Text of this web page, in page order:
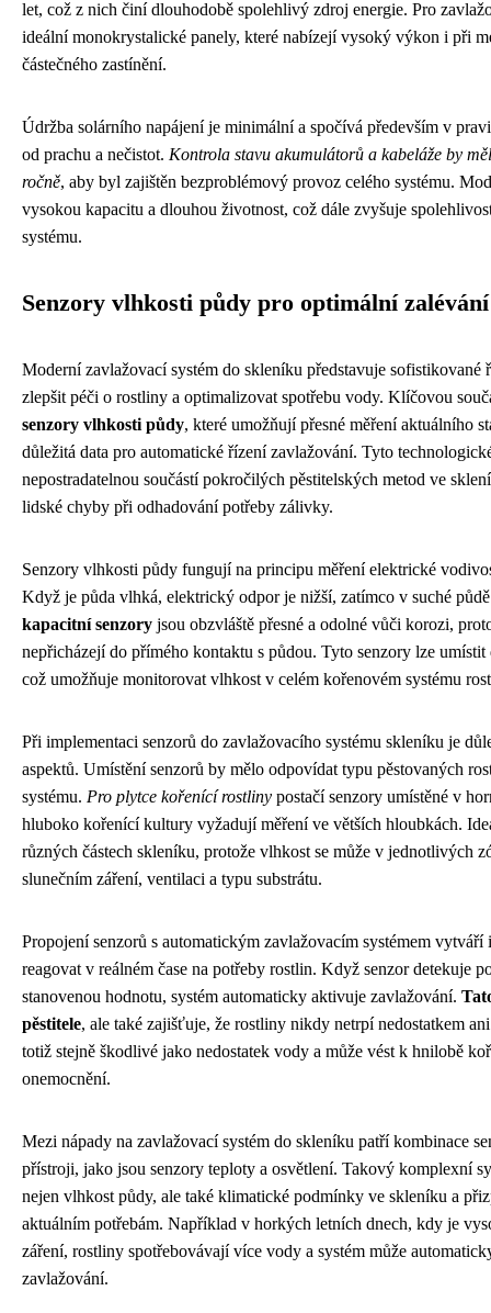
let, což z nich činí dlouhodobě spolehlivý zdroj energie. Pro
ideální monokrystalické panely, které nabízejí vysoký výkon i při
částečného zastínění.
Údržba solárního napájení je minimální a spočívá především v
od prachu a nečistot. Kontrola stavu akumulátorů a kabeláže by
ročně, aby byl zajištěn bezproblémový provoz celého systému.
vysokou kapacitu a dlouhou životnost, což dále zvyšuje
systému.
Senzory vlhkosti půdy pro optimální zalévání
Moderní zavlažovací systém do skleníku představuje sofistikované
zlepšit péči o rostliny a optimalizovat spotřebu vody. Klíčovou
senzory vlhkosti půdy, které umožňují přesné měření aktuálního
důležitá data pro automatické řízení zavlažování. Tyto
nepostradatelnou součástí pokročilých pěstitelských metod ve
lidské chyby při odhadování potřeby zálivky.
Senzory vlhkosti půdy fungují na principu měření elektrické
Když je půda vlhká, elektrický odpor je nižší, zatímco v suché
kapacitní senzory jsou obzvláště přesné a odolné vůči korozi,
nepřicházejí do přímého kontaktu s půdou. Tyto senzory lze
což umožňuje monitorovat vlhkost v celém kořenovém systému
Při implementaci senzorů do zavlažovacího systému skleníku je
aspektů. Umístění senzorů by mělo odpovídat typu pěstovaných
systému. Pro plytce kořenící rostliny postačí senzory umístěné v
hluboko kořenící kultury vyžadují měření ve větších hloubkách.
různých částech skleníku, protože vlhkost se může v jednotlivých
slunečním záření, ventilaci a typu substrátu.
Propojení senzorů s automatickým zavlažovacím systémem vytváří
reagovat v reálném čase na potřeby rostlin. Když senzor detekuje
stanovenou hodnotu, systém automaticky aktivuje zavlažování.
pěstitele, ale také zajišťuje, že rostliny nikdy netrpí nedostatkem
totiž stejně škodlivé jako nedostatek vody a může vést k hnilobě
onemocnění.
Mezi nápady na zavlažovací systém do skleníku patří kombinace
přístroji, jako jsou senzory teploty a osvětlení. Takový komplexní
nejen vlhkost půdy, ale také klimatické podmínky ve skleníku a
aktuálním potřebám. Například v horkých letních dnech, kdy je
záření, rostliny spotřebovávají více vody a systém může
zavlažování.